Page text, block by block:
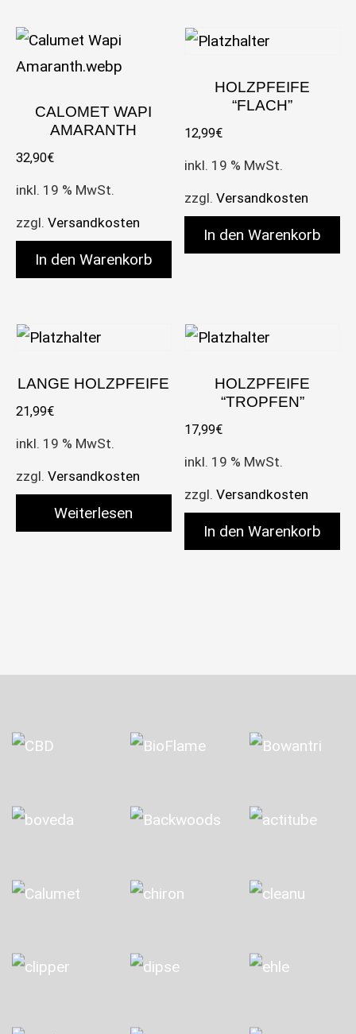
CALOMET WAPI
AMARANTH
32,90€
inkl. 19 % MwSt.
zzgl. Versandkosten
In den Warenkorb
HOLZPFEIFE
“FLACH”
12,99€
inkl. 19 % MwSt.
zzgl.Versandkosten
In den Warenkorb
LANGE HOLZPFEIFE
21,99€
inkl. 19 % MwSt.
zzgl. Versandkosten
Weiterlesen
HOLZPFEIFE
“TROPFEN”
17,99€
inkl. 19 % MwSt.
zzgl.Versandkosten
In den Warenkorb